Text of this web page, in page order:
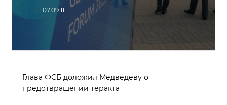
07.09.11
Глава ФСБ доложил Медведеву о
предотвращении теракта